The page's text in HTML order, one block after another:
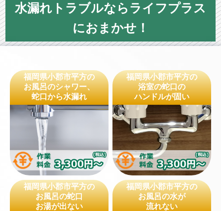
水漏れトラブルならライフプラス
におまかせ！
福岡県小郡市平方の
お風呂のシャワー、
蛇口から水漏れ
福岡県小郡市平方の
浴室の蛇口の
ハンドルが固い
福岡県小郡市平方の
お風呂の蛇口
お湯が出ない
福岡県小郡市平方の
お風呂の水が
流れない